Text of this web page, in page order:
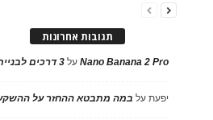
תגובות אחרונות
Nano Banana 2 Proעל 3 דרכים לבניית ביטחון עצמי של עובדים
יפעתעל במה מתבטא ההחזר על